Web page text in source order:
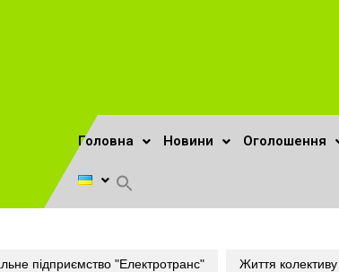
Головна Новини Оголошення
підприємство "Електротранс" Життя колективу